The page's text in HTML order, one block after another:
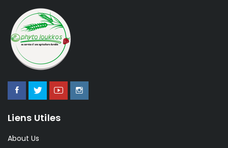
Liens Utiles
About Us